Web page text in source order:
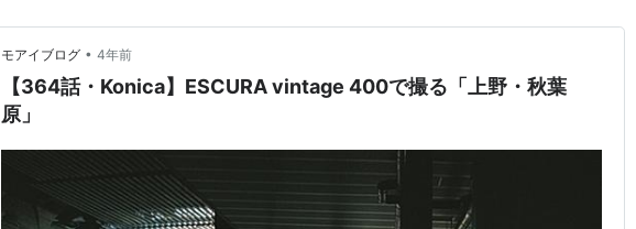
モアイブログ • 4年前
【364話・Konica】ESCURA vintage 400で撮る「上野・秋葉
原」